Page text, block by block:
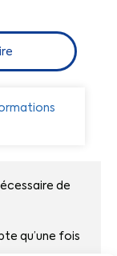
de
qu’une fois